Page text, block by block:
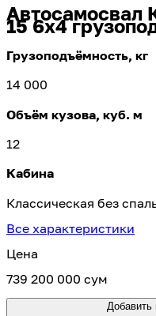
15 6х4
Грузоподъёмность, кг
14 000
Объём кузова, куб. м
12
Кабина
Классическая без
Все характеристики
Цена
739 200 000 сум
Добавить